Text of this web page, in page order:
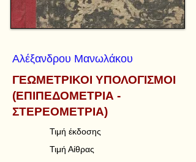
Αλέξανδρου Μανωλάκου
ΓΕΩΜΕΤΡΙΚΟΙ ΥΠΟΛΟΓΙΣΜΟΙ
(ΕΠΙΠΕΔΟΜΕΤΡΙΑ -
ΣΤΕΡΕΟΜΕΤΡΙΑ)
Τιμή έκδοσης
Τιμή Αίθρας